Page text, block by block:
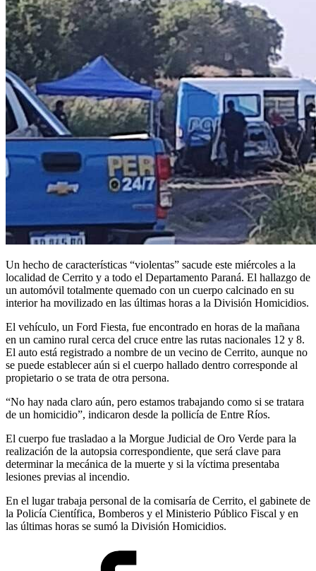
Un hecho de características “violentas” sacude este miércoles a la
localidad de Cerrito y a todo el Departamento Paraná. El hallazgo de
un automóvil totalmente quemado con un cuerpo calcinado en su
interior ha movilizado en las últimas horas a la División Homicidios.
El vehículo, un Ford Fiesta, fue encontrado en horas de la mañana
en un camino rural cerca del cruce entre las rutas nacionales 12 y 8.
El auto está registrado a nombre de un vecino de Cerrito, aunque no
se puede establecer aún si el cuerpo hallado dentro corresponde al
propietario o se trata de otra persona.
“No hay nada claro aún, pero estamos trabajando como si se tratara
de un homicidio”, indicaron desde la pollicía de Entre Ríos.
El cuerpo fue trasladao a la Morgue Judicial de Oro Verde para la
realización de la autopsia correspondiente, que será clave para
determinar la mecánica de la muerte y si la víctima presentaba
lesiones previas al incendio.
En el lugar trabaja personal de la comisaría de Cerrito, el gabinete de
la Policía Científica, Bomberos y el Ministerio Público Fiscal y en
las últimas horas se sumó la División Homicidios.